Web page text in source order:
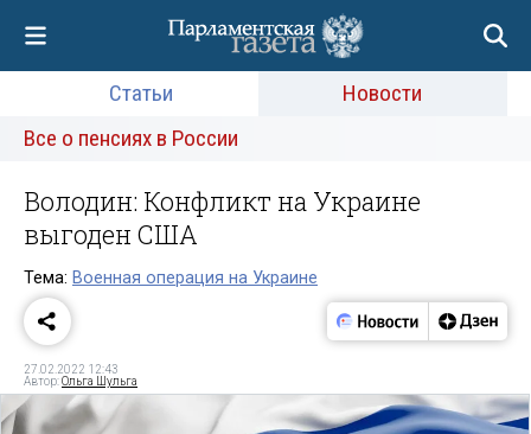
Статьи
Новости
Все о пенсиях в России
Володин: Конфликт на Украине
выгоден США
Тема: Военная операция на Украине
27.02.2022 12:43
Автор:Ольга Шульга